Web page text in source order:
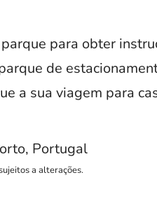
para obter
de
a sua viagem para
Portugal
a alterações.